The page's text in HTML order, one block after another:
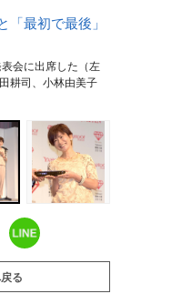
最初で最後」
会に出席した（左
耕司、小林由美子
る